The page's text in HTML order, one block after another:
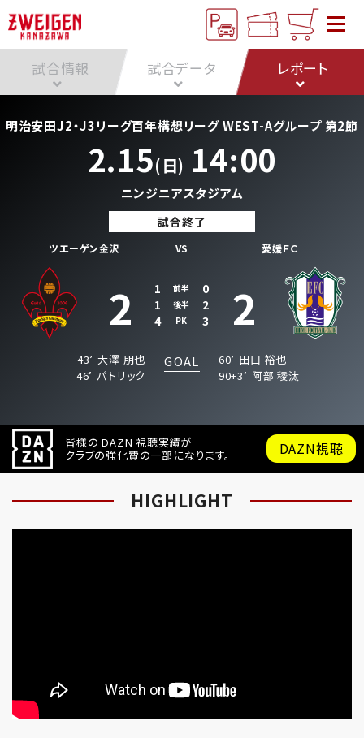
試合情報 試合データ レポート
明治安田J2・J3リーグ百年構想リーグ WEST-Aグループ 第2節
2.15(日) 14:00
ニンジニアスタジアム
試合終了
ツエーゲン金沢 VS 愛媛ＦＣ
2 1 前半
0
1
後半
2
4
PK 3 2
43’ 大澤 朋也
46’ パトリック
GOAL 60’ 田口 裕也
90+3’ 阿部 稜汰
皆様の DAZN 視聴実績が
クラブの強化費の一部になります。
DAZN視聴
HIGHLIGHT